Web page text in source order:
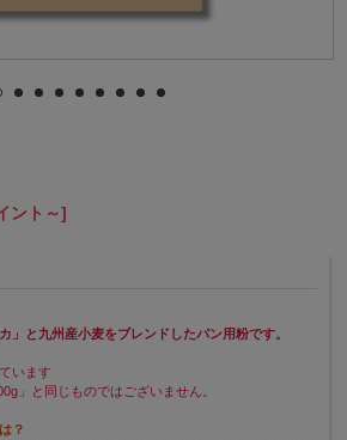
ント～]
」と九州産小麦をブレンドしたパン用粉です。
います
」と同じものではございません。
？